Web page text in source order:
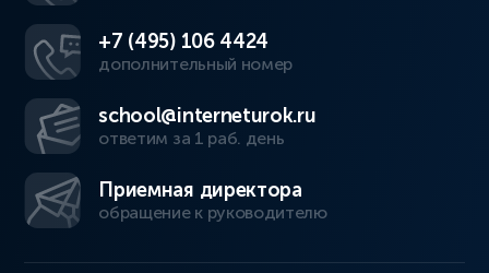
+7 (495) 106 4424
дополнительный номер
school@interneturok.ru
ответим за 1 раб. день
Приемная директора
обращение к руководителю